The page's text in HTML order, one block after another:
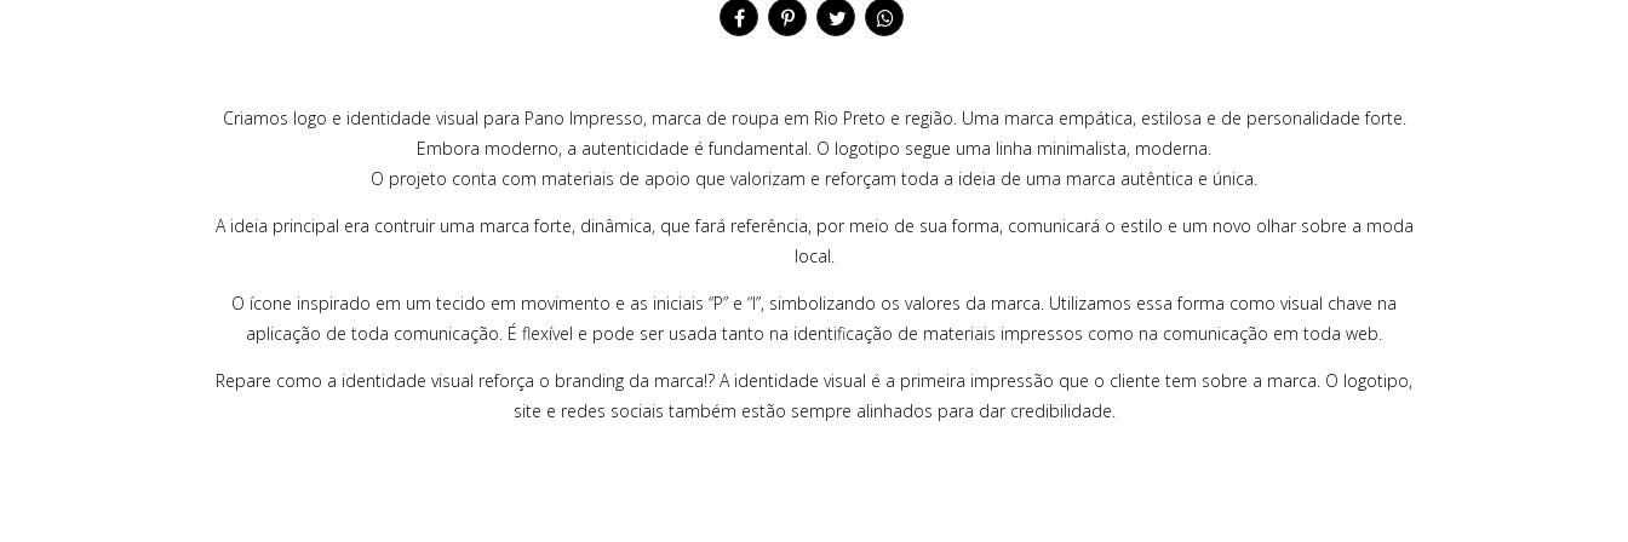
Criamos logo e identidade visual para Pano Impresso, marca de roupa em Rio Preto e região. Uma marca empática, estilosa e de personalidade forte.
Embora moderno, a autenticidade é fundamental. O logotipo segue uma linha minimalista, moderna.
O projeto conta com materiais de apoio que valorizam e reforçam toda a ideia de uma marca autêntica e única.
A ideia principal era contruir uma marca forte, dinâmica, que fará referência, por meio de sua forma, comunicará o estilo e um novo olhar sobre a moda
local.
O ícone inspirado em um tecido em movimento e as iniciais “P” e “I”, simbolizando os valores da marca. Utilizamos essa forma como visual chave na
aplicação de toda comunicação. É flexível e pode ser usada tanto na identificação de materiais impressos como na comunicação em toda web.
Repare como a identidade visual reforça o branding da marca!? A identidade visual é a primeira impressão que o cliente tem sobre a marca. O logotipo,
site e redes sociais também estão sempre alinhados para dar credibilidade.